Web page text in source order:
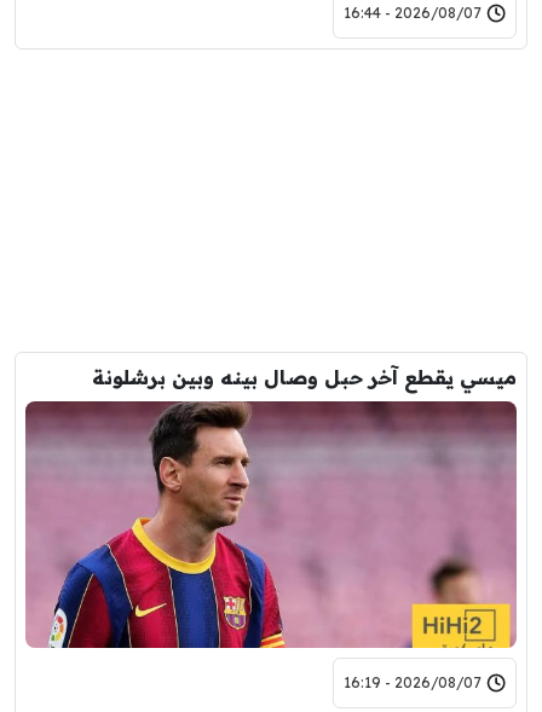
2026/08/07 - 16:44
ميسي يقطع آخر حبل وصال بينه وبين برشلونة
2026/08/07 - 16:19